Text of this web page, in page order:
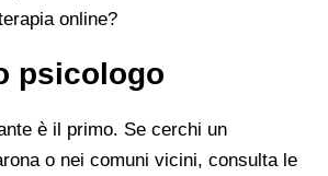
online?
psicologo
è il primo. Se cerchi un
o nei comuni vicini, consulta le